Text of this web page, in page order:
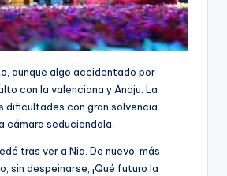
aunque algo accidentado por
con la valenciana y Anaju. La
dificultades con gran solvencia.
cámara seduciendola.
tras ver a Nia. De nuevo, más
sin despeinarse, ¡Qué futuro la